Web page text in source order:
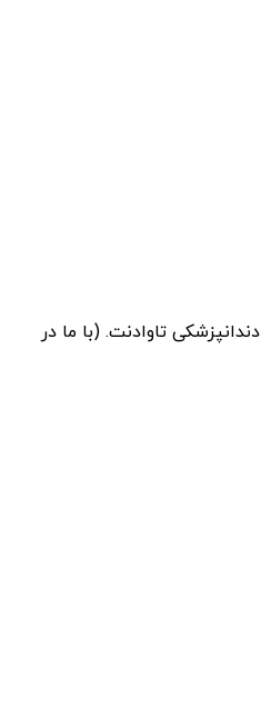
تاوادنت. (با ما در